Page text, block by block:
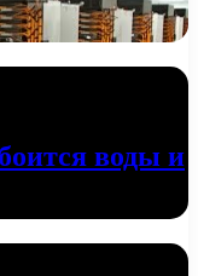
воды и